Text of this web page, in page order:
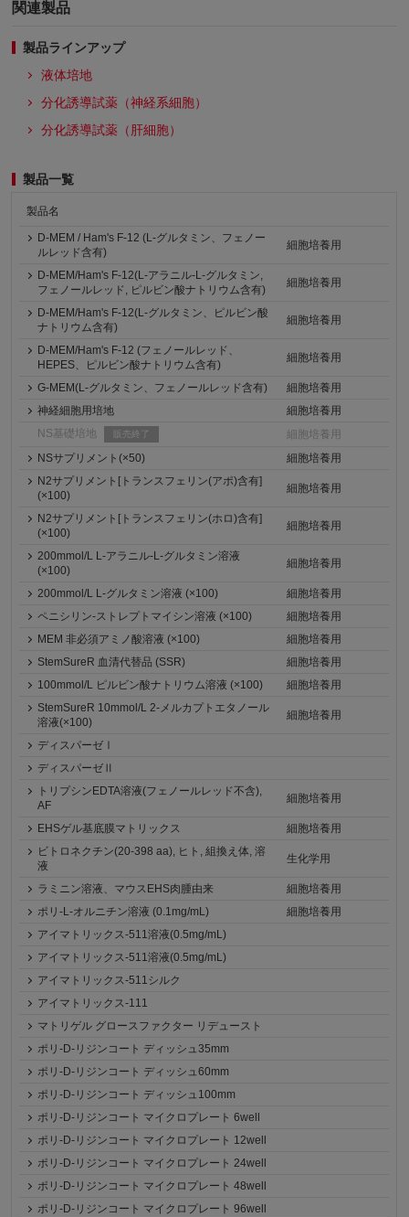
関連製品
製品ラインアップ
液体培地
分化誘導試薬（神経系細胞）
分化誘導試薬（肝細胞）
製品一覧
製品名
D-MEM / Ham's F-12 (L-グルタミン、フェノー
ルレッド含有)
細胞培養用
D-MEM/Ham's F-12(L-アラニル-L-グルタミン,
フェノールレッド, ピルビン酸ナトリウム含有)
細胞培養用
D-MEM/Ham's F-12(L-グルタミン、ピルビン酸
ナトリウム含有)
細胞培養用
D-MEM/Ham's F-12 (フェノールレッド、
HEPES、ピルビン酸ナトリウム含有)
細胞培養用
G-MEM(L-グルタミン、フェノールレッド含有)
細胞培養用
神経細胞用培地
細胞培養用
NS基礎培地
販売終了
細胞培養用
NSサプリメント(×50)
細胞培養用
N2サプリメント[トランスフェリン(アポ)含有]
(×100)
細胞培養用
N2サプリメント[トランスフェリン(ホロ)含有]
(×100)
細胞培養用
200mmol/L L-アラニル-L-グルタミン溶液
(×100)
細胞培養用
200mmol/L L-グルタミン溶液 (×100)
細胞培養用
ペニシリン-ストレプトマイシン溶液 (×100)
細胞培養用
MEM 非必須アミノ酸溶液 (×100)
細胞培養用
StemSureR 血清代替品 (SSR)
細胞培養用
100mmol/L ピルビン酸ナトリウム溶液 (×100)
細胞培養用
StemSureR 10mmol/L 2-メルカプトエタノール
溶液(×100)
細胞培養用
ディスパーゼⅠ
ディスパーゼⅡ
トリプシンEDTA溶液(フェノールレッド不含),
AF
細胞培養用
EHSゲル基底膜マトリックス
細胞培養用
ビトロネクチン(20-398 aa), ヒト, 組換え体, 溶
液
生化学用
ラミニン溶液、マウスEHS肉腫由来
細胞培養用
ポリ-L-オルニチン溶液 (0.1mg/mL)
細胞培養用
アイマトリックス-511溶液(0.5mg/mL)
アイマトリックス-511溶液(0.5mg/mL)
アイマトリックス-511シルク
アイマトリックス-111
マトリゲル グロースファクター リデュースト
ポリ-D-リジンコート ディッシュ35mm
ポリ-D-リジンコート ディッシュ60mm
ポリ-D-リジンコート ディッシュ100mm
ポリ-D-リジンコート マイクロプレート 6well
ポリ-D-リジンコート マイクロプレート 12well
ポリ-D-リジンコート マイクロプレート 24well
ポリ-D-リジンコート マイクロプレート 48well
ポリ-D-リジンコート マイクロプレート 96well